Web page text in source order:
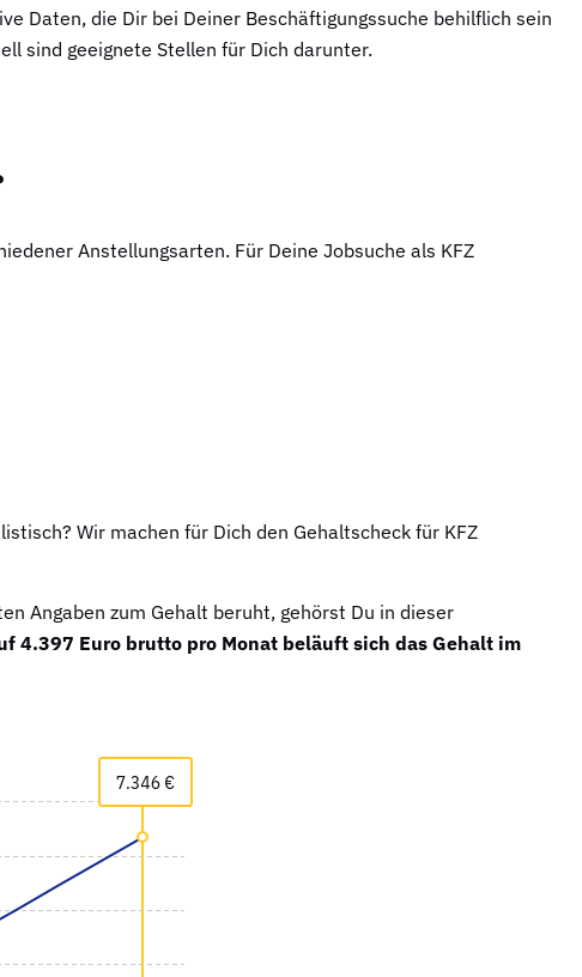
Daten, die Dir bei Deiner Beschäftigungssuche behilflich sein
sind geeignete Stellen für Dich darunter.
Anstellungsarten. Für Deine Jobsuche als KFZ
Wir machen für Dich den Gehaltscheck für KFZ
Angaben zum Gehalt beruht, gehörst Du in dieser
4.397 Euro brutto pro Monat beläuft sich das Gehalt im